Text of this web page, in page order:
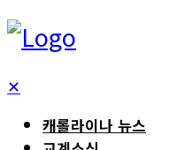
✕
캐롤라이나 뉴스